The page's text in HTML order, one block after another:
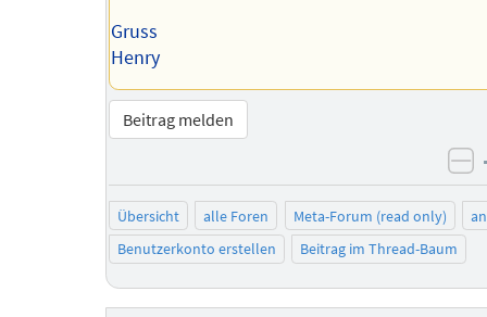
Gruss
Henry
Beitrag melden
Übersicht alle Foren Meta-Forum (read only)
Benutzerkonto erstellen
Beitrag im Thread-Baum